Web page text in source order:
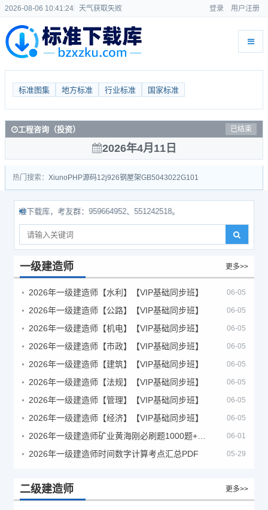
2026-08-06 10:41:25 天气获取失败 登录 用户注册
标准图集 地方标准 行业标准 国家标准
工程咨询（投资） 已结束
2026年4月11日
热门搜索： Xiuno PHP源码12j926钢屋架GB5043022G101
下载库，考友群：959664952、551242518。
一级建造师 更多>>
2026年一级建造师【水利】【VIP基础同步班】 06-05
2026年一级建造师【公路】【VIP基础同步班】 06-05
2026年一级建造师【机电】【VIP基础同步班】 06-05
2026年一级建造师【市政】【VIP基础同步班】 06-05
2026年一级建造师【建筑】【VIP基础同步班】 06-05
2026年一级建造师【法规】【VIP基础同步班】 06-05
2026年一级建造师【管理】【VIP基础同步班】 06-05
2026年一级建造师【经济】【VIP基础同步班】 06-05
06-01
2026年一级建造师时间数字计算考点汇总PDF 05-29
二级建造师 更多>>